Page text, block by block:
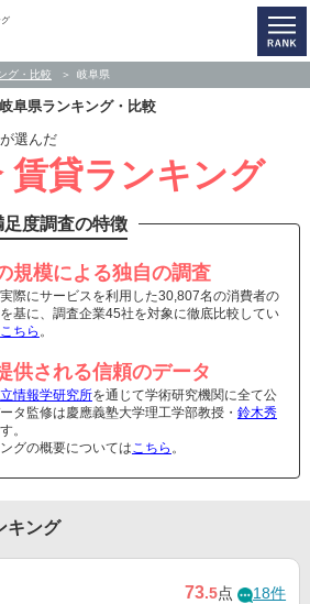
グ
グ・比較 岐阜県
阜県ランキング・比較
選んだ
賃貸ランキング
度調査の特徴
規模による独自の調査
際にサービスを利用した30,807名の消費者の
基に、調査企業45社を対象に徹底比較してい
こちら 。
供される信頼のデータ
情報学研究所を通じて学術研究機関に全て公
タ監修は慶應義塾大学理工学部教授・ 鈴木秀
。
グの概要についてはこちら 。
キング
73.5点 18件